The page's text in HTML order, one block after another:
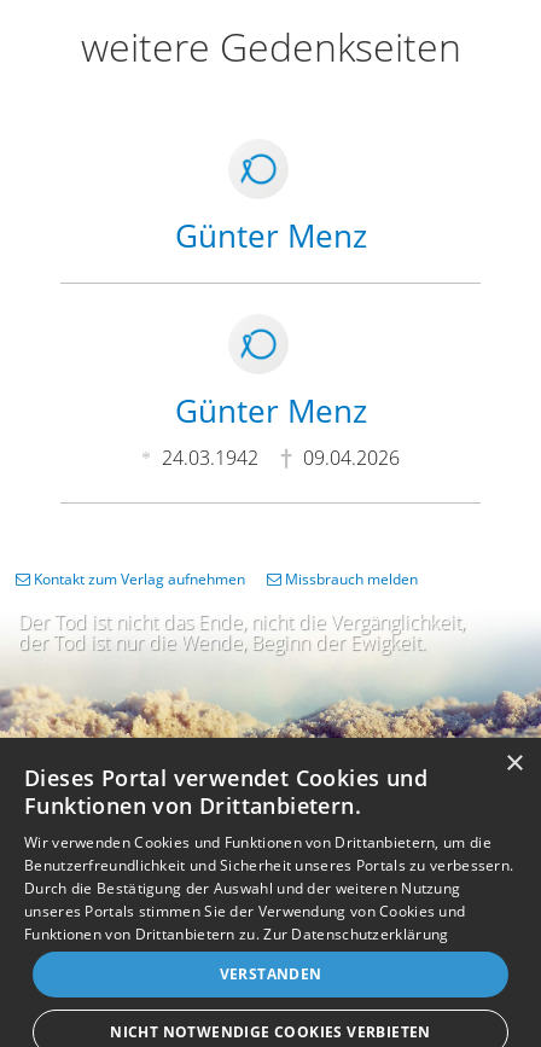
weitere Gedenkseiten
Günter Menz
Günter Menz
24.03.1942 09.04.2026
Der Tod ist nicht das Ende, nicht die Vergänglichkeit,
der Tod ist nur die Wende, Beginn der Ewigkeit.
Kontakt zum Verlag aufnehmen Missbrauch melden
Impressum Nutzungsbedingungen Datenschutz
AGB
Barrierefreiheit
Barriere melden
I
m
A
c
e
Accessibility-Modus aktivieren
I
K
n
Kontrastmodus aktivieren
eigenes Gedenkportal erstellen
×
Dieses Portal verwendet Cookies und
Funktionen von Drittanbietern.
Wir verwenden Cookies und Funktionen von Drittanbietern, um die
Benutzerfreundlichkeit und Sicherheit unseres Portals zu verbessern.
Durch die Bestätigung der Auswahl und der weiteren Nutzung
unseres Portals stimmen Sie der Verwendung von Cookies und
Funktionen von Drittanbietern zu.Zur Datenschutzerklärung
VERSTANDEN
NICHT NOTWENDIGE COOKIES VERBIETEN